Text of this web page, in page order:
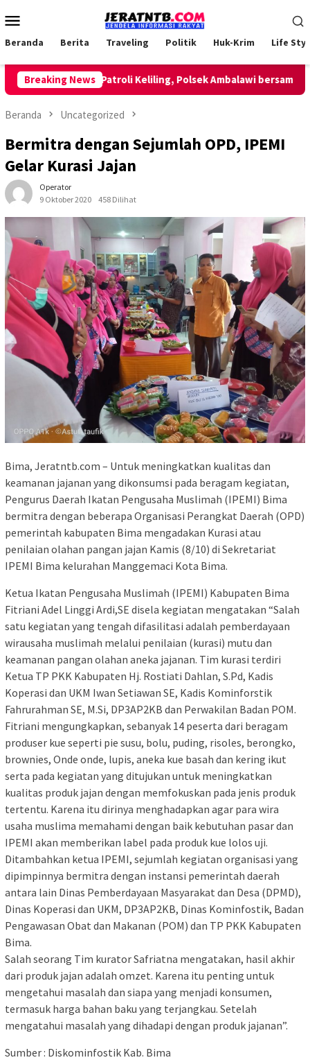
ke
Mobile
Beranda Berita Traveling Politik Huk-Krim Life
Breaking News
Lakukan Patroli Keliling, Polsek Ambalawi bersama TNI
Beranda Uncategorized
Bermitra dengan Sejumlah OPD, IPEMI
Gelar Kurasi Jajan
Operator
9 Oktober 2020
458 Dilihat
Bima, Jeratntb.com – Untuk meningkatkan kualitas dan
keamanan jajanan yang dikonsumsi pada beragam kegiatan,
Pengurus Daerah Ikatan Pengusaha Muslimah (IPEMI) Bima
bermitra dengan beberapa Organisasi Perangkat Daerah (OPD)
pemerintah kabupaten Bima mengadakan Kurasi atau
penilaian olahan pangan jajan Kamis (8/10) di Sekretariat
IPEMI Bima kelurahan Manggemaci Kota Bima.
Ketua Ikatan Pengusaha Muslimah (IPEMI) Kabupaten Bima
Fitriani Adel Linggi Ardi,SE disela kegiatan mengatakan “Salah
satu kegiatan yang tengah difasilitasi adalah pemberdayaan
wirausaha muslimah melalui penilaian (kurasi) mutu dan
keamanan pangan olahan aneka jajanan. Tim kurasi terdiri
Ketua TP PKK Kabupaten Hj. Rostiati Dahlan, S.Pd, Kadis
Koperasi dan UKM Iwan Setiawan SE, Kadis Kominforstik
Fahrurahman SE, M.Si, DP3AP2KB dan Perwakilan Badan POM.
Fitriani mengungkapkan, sebanyak 14 peserta dari beragam
produser kue seperti pie susu, bolu, puding, risoles, berongko,
brownies, Onde onde, lupis, aneka kue basah dan kering ikut
serta pada kegiatan yang ditujukan untuk meningkatkan
kualitas produk jajan dengan memfokuskan pada jenis produk
tertentu. Karena itu dirinya menghadapkan agar para wira
usaha muslima memahami dengan baik kebutuhan pasar dan
IPEMI akan memberikan label pada produk kue lolos uji.
Ditambahkan ketua IPEMI, sejumlah kegiatan organisasi yang
dipimpinnya bermitra dengan instansi pemerintah daerah
antara lain Dinas Pemberdayaan Masyarakat dan Desa (DPMD),
Dinas Koperasi dan UKM, DP3AP2KB, Dinas Kominfostik, Badan
Pengawasan Obat dan Makanan (POM) dan TP PKK Kabupaten
Bima.
Salah seorang Tim kurator Safriatna mengatakan, hasil akhir
dari produk jajan adalah omzet. Karena itu penting untuk
mengetahui masalah dan siapa yang menjadi konsumen,
termasuk harga bahan baku yang terjangkau. Setelah
mengatahui masalah yang dihadapi dengan produk jajanan”.
Sumber : Diskominfostik Kab. Bima